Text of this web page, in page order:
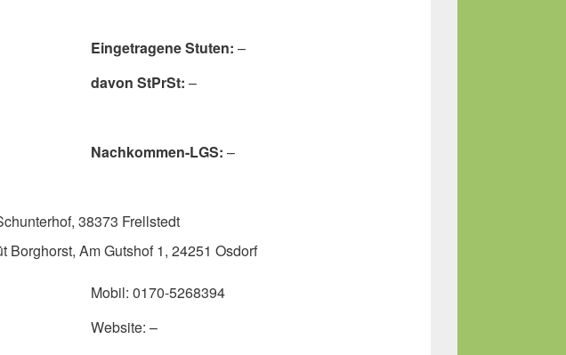
Eingetragene Stuten: –
davon StPrSt: –
Nachkommen-LGS: –
38373 Frellstedt
Borghorst, Am Gutshof 1, 24251 Osdorf
Mobil: 0170-5268394
Website: –